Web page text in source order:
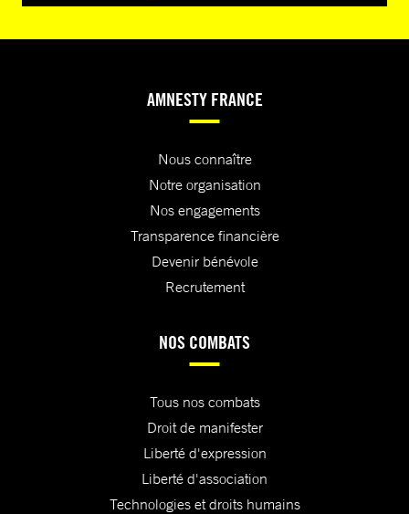
AMNESTY FRANCE
Nous connaître
Notre organisation
Nos engagements
Transparence financière
Devenir bénévole
Recrutement
NOS COMBATS
Tous nos combats
Droit de manifester
Liberté d'expression
Liberté d'association
Technologies et droits humains